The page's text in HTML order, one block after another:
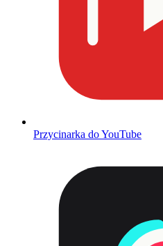
Przycinarka do YouTube